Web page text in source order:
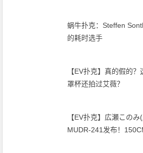
蜗牛扑克：Steffen
的耗时选手
【EV扑克】真的假的
罩杯还拍过艾薇？
【EV扑克】広瀬この
MUDR-241发布！
「F奶发育超好」，「